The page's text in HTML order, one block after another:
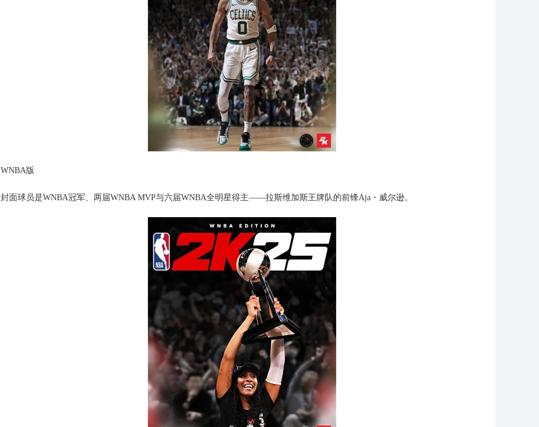
WNBA版
封面球员是WNBA冠军、两届WNBA MVP与六届WNBA全明星得主——拉斯维加斯王牌队的前锋Aja・威尔逊。